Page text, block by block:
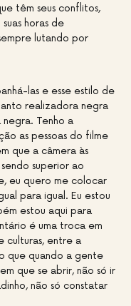
têm seus conflitos,
horas de
lutando por
las e esse estilo de
realizadora negra
Tenho a
as pessoas do filme
que a câmera às
superior ao
eu quero me colocar
para igual. Eu estou
estou aqui para
é uma troca em
culturas, entre a
que quando a gente
que se abrir, não só ir
não só constatar